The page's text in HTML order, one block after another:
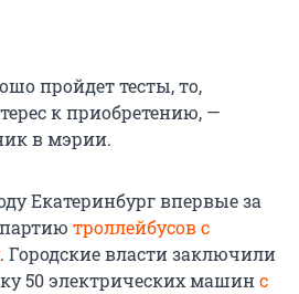
пройдет тесты, то,
к приобретению, —
в мэрии.
Екатеринбург впервые за
троллейбусов с
. Городские власти заключили
50 электрических машинс